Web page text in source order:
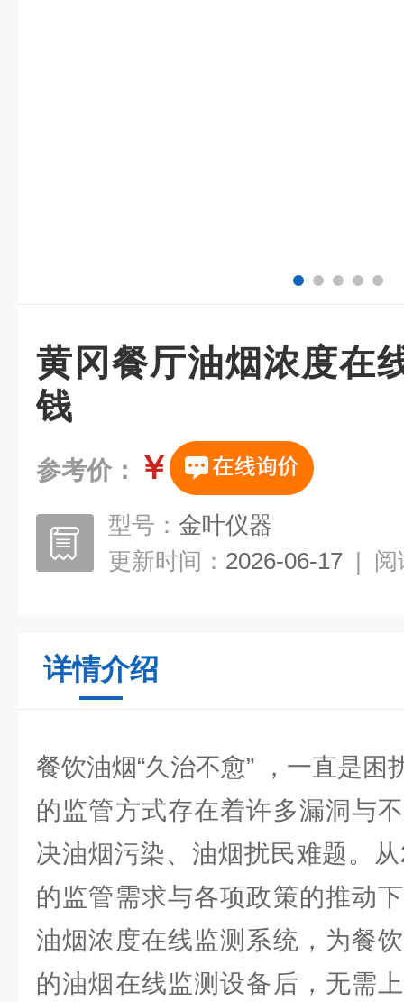
黄冈餐厅油烟浓度在
钱
参考价： ￥
型号： 金叶仪器
更新时间： 2026-06-17 | 阅
详情介绍
餐饮油烟“久治不愈” ，一直是困
的监管方式存在着许多漏洞与
决油烟污染、油烟扰民难题。
的监管需求与各项政策的推动
油烟浓度在线监测系统，为餐
的油烟在线监测设备后，无需